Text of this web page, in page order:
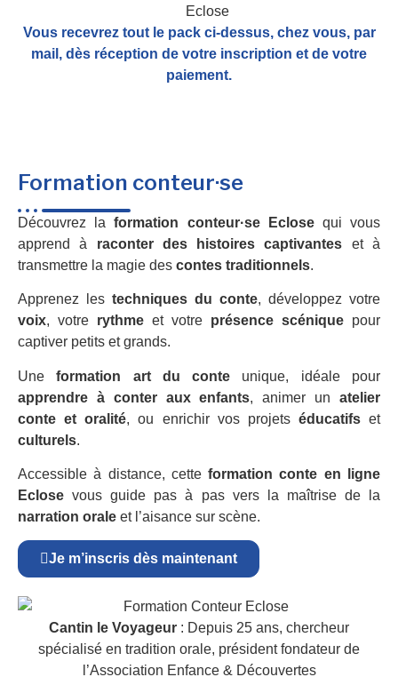
Vous recevrez tout le pack ci-dessus, chez vous, par
mail, dès réception de votre inscription et de votre
paiement.
Formation conteur·se
Découvrez laformation conteur·se Eclosequi vous
apprend à raconter des histoires captivantes et à
transmettre la magie des contes traditionnels.
Apprenez les techniques du conte, développez votre
voix, votre rythme et votre présence scénique pour
captiver petits et grands.
Uneformation art du conte unique, idéale pour
apprendre à conter aux enfants, animer unatelier
conte et oralité, ou enrichir vos projets éducatifset
culturels.
Accessible à distance, cetteformation conte en ligne
Eclose vous guide pas à pas vers la maîtrise de la
narration orale et l’aisance sur scène.
Je m’inscris dès maintenant
Cantin le Voyageur : Depuis 25 ans, chercheur
spécialisé en tradition orale, président fondateur de
l’Association Enfance & Découvertes